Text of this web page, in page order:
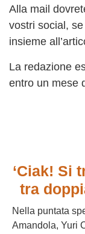
Alla mail
vostri social,
insieme
La redazione
entro un mese
‘Ciak! Si
tra
Nella puntata
Amandola, Yuri